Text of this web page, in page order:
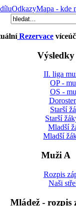
OdkazyMapa - kde
Rezervace
Výsledky
II. liga
OP -
OS -
Starší
Starší
Mladší
Mladší
Muži A
Rozpis
Naši
Mládež - rozpis